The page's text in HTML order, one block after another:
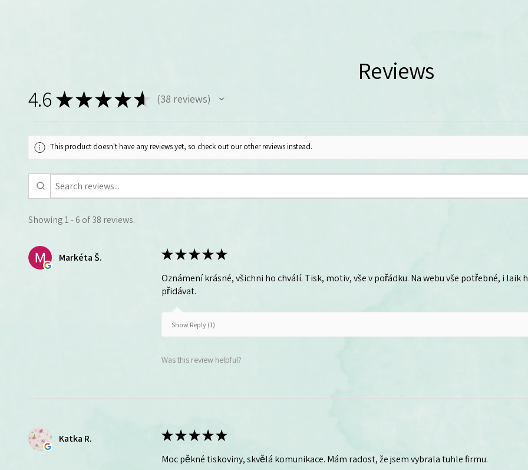
Reviews
4.6 ★★★★★ 38 reviews
38
This product doesn't have any reviews yet, so check out our other reviews instead.
Showing 1 - 6 of 38 reviews.
Markéta Š. ★★★★★
Oznámení krásné, všichni ho chválí. Tisk, motiv, vše v pořádku. Na webu vše potřebné, i
přidávat.
Show Reply (1)
Was this review helpful?
Katka R. ★★★★★
Moc pěkné tiskoviny, skvělá komunikace. Mám radost, že jsem vybrala tuhle firmu.